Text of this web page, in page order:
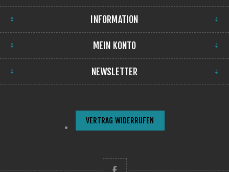
INFORMATION
MEIN KONTO
NEWSLETTER
VERTRAG WIDERRUFEN